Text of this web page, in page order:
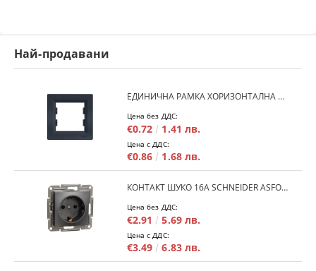
Най-продавани
ЕДИНИЧНА РАМКА ХОРИЗОНТАЛНА SCHNEIDER ASFORA EPH5800171 - АНТРАЦИТ
Цена без ДДС:
€0.72 1.41 лв.
Цена с ДДС:
€0.86 1.68 лв.
КОНТАКТ ШУКО 16A SCHNEIDER ASFORA EPH2900171 - АНРАЦИТ
Цена без ДДС:
€2.91 5.69 лв.
Цена с ДДС:
€3.49 6.83 лв.